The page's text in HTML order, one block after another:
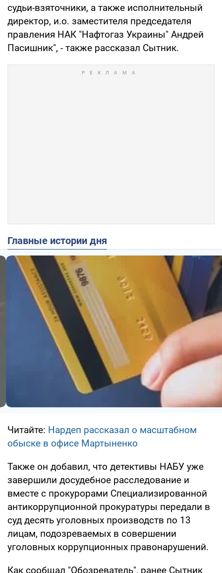
судьи-взяточники, а также исполнительный
директор, и.о. заместителя председателя
правления НАК "Нафтогаз Украины" Андрей
Пасишник", - также рассказал Сытник.
Главные истории дня
Читайте: Нардеп рассказал о масштабном
обыске в офисе Мартыненко
Также он добавил, что детективы НАБУ уже
завершили досудебное расследование и
вместе с прокурорами Специализированной
антикоррупционной прокуратуры передали в
суд десять уголовных производств по 13
лицам, подозреваемых в совершении
уголовных коррупционных правонарушений.
Как сообщал "Обозреватель", ранее Сытник